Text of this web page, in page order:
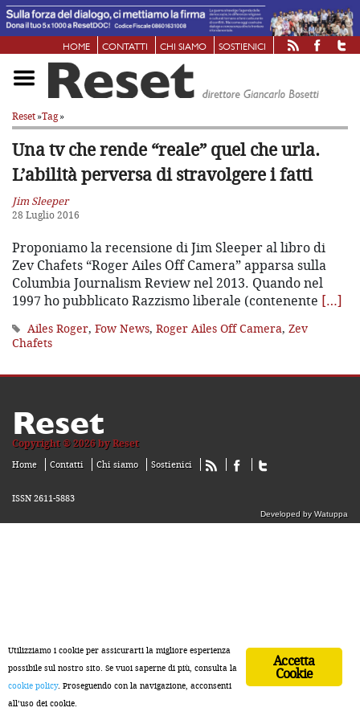
HOME CONTATTI CHI SIAMO SOSTIENICI
Reset»Tag»
Una tv che rende “reale” quel che urla.
L’abilità perversa di stravolgere i fatti
Jim Sleeper
28 Luglio 2016
Proponiamo la recensione di Jim Sleeper al libro di
Zev Chafets “Roger Ailes Off Camera” apparsa sulla
Columbia Journalism Review nel 2013. Quando nel
1997 ho pubblicato Razzismo liberale (contenente […]
Ailes Roger, Fow News, Roger Ailes Off Camera, Zev
Chafets
Reset
Copyright ® 2026 by Reset
Home Contatti Chi siamo Sostienici
Developed by Watuppa
ISSN 2611-5883
Accetta
Cookie
Utilizziamo i cookie per assicurarti la migliore esperienza
possibile sul nostro sito. Se vuoi saperne di più, consulta la
cookie policy. Proseguendo con la navigazione, acconsenti
all’uso dei cookie.